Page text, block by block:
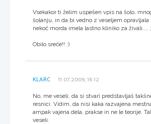
Vsekakor ti želim uspešen vpis na šolo,
šolanju, in da bi vedno z veseljem opravljala
nekoč morda imela lastno kliniko za živali.... ;)
Obilo sreče!! :)
KLARC 11.07.2009, 16:12
No, me veseli, da si stvari predstavljaš
resnici. Vidim, da nisi kaka razvajena
ampak vajena dela, prakse in ne le teorije.
veseli.